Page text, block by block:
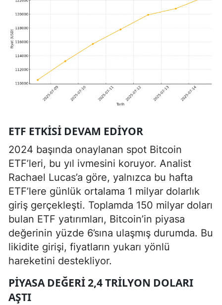
ETF ETKISI DEVAM EDIYOR
2024 başında onaylanan spot Bitcoin
ETF’leri, bu yıl ivmesini koruyor. Analist
Rachael Lucas’a göre, yalnızca bu hafta
ETF’lere günlük ortalama 1 milyar dolarlık
giriş gerçekleşti. Toplamda 150 milyar doları
bulan ETF yatırımları, Bitcoin’in piyasa
değerinin yüzde 6’sına ulaşmış durumda. Bu
likidite girişi, fiyatların yukarı yönlü
hareketini destekliyor.
PIYASA DEĞERI 2,4 TRILYON DOLARI
AŞTI